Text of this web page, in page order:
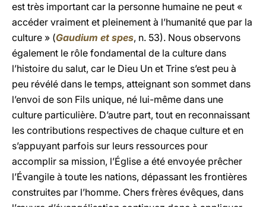
est très important car la personne humaine ne peut «
accéder vraiment et pleinement à l’humanité que par la
culture » (Gaudium et spes, n. 53). Nous observons
également le rôle fondamental de la culture dans
l’histoire du salut, car le Dieu Un et Trine s’est peu à
peu révélé dans le temps, atteignant son sommet dans
l’envoi de son Fils unique, né lui-même dans une
culture particulière. D’autre part, tout en reconnaissant
les contributions respectives de chaque culture et en
s’appuyant parfois sur leurs ressources pour
accomplir sa mission, l’Église a été envoyée prêcher
l’Évangile à toute les nations, dépassant les frontières
construites par l’homme. Chers frères évêques, dans